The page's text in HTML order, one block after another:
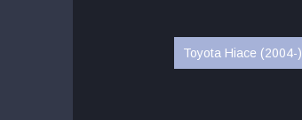
Toyota Hiace (2004-)